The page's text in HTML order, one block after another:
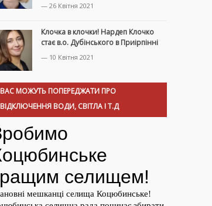
— 26 Квітня 2021
Клочка в клочки! Нардеп Клочко
стає в.о. Дубінського в Приірпінні
— 10 Квітня 2021
ВАС МОЖУТЬ ПОПЕРЕДЖАТИ ПРО
ВІДКЛЮЧЕННЯ ВОДИ, СВІТЛА І Т.Д